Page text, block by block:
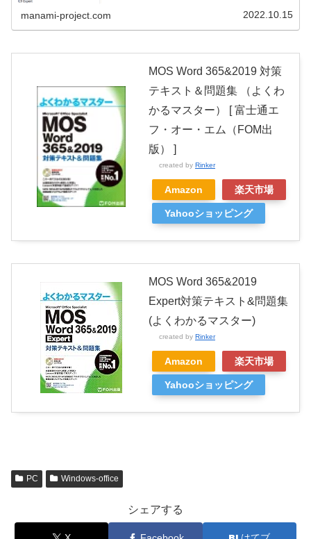
manami-project.com 2022.10.15
MOS Word 365&2019 対策
テキスト＆問題集 （よくわ
かるマスター） [ 富士通エ
フ・オー・エム（FOM出
版） ]
created by Rinker
Amazon 楽天市場
Yahooショッピング
MOS Word 365&2019
Expert対策テキスト&問題集
(よくわかるマスター)
created by Rinker
Amazon 楽天市場
Yahooショッピング
PC Windows-office
シェアする